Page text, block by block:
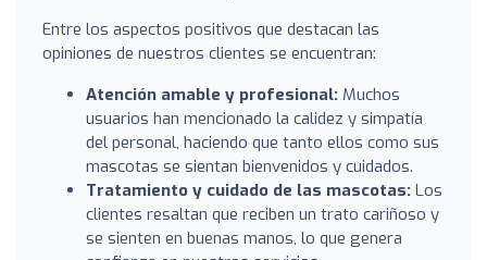
Entre los aspectos positivos que destacan las
opiniones de nuestros clientes se encuentran:
Atención amable y profesional: Muchos
usuarios han mencionado la calidez y simpatía
del personal, haciendo que tanto ellos como sus
mascotas se sientan bienvenidos y cuidados.
Tratamiento y cuidado de las mascotas: Los
clientes resaltan que reciben un trato cariñoso y
se sienten en buenas manos, lo que genera